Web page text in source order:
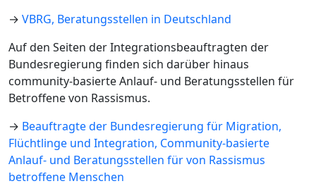
→ VBRG, Beratungsstellen in Deutschland
Auf den Seiten der Integrationsbeauftragten der
Bundesregierung finden sich darüber hinaus
community-basierte Anlauf- und Beratungsstellen für
Betroffene von Rassismus.
→ Beauftragte der Bundesregierung für Migration,
Flüchtlinge und Integration, Community-basierte
Anlauf- und Beratungsstellen für von Rassismus
betroffene Menschen